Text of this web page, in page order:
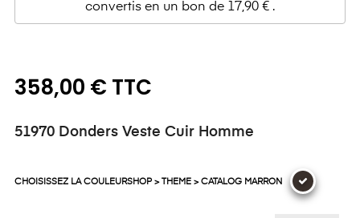
convertis en un bon de 17,90 € .
358,00 € TTC
51970 Donders Veste Cuir Homme
CHOISISSEZ LA COULEURSHOP > THEME > CATALOG MARRON